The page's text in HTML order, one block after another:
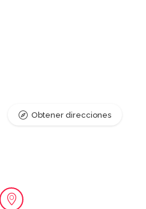
Obtener direcciones